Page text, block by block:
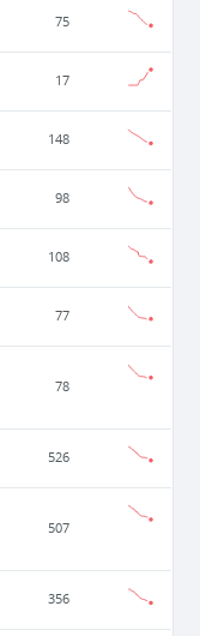
75
17
148
98
108
77
78
526
507
356